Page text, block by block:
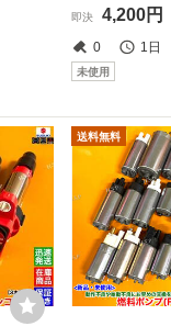
即決 4,200円
0 1日
未使用
送料無料